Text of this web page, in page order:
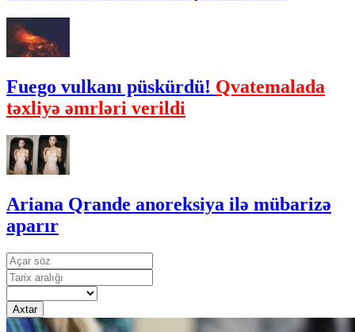
Fuego vulkanı püskürdü! Qvatemalada
təxliyə əmrləri verildi
Ariana Qrande anoreksiya ilə mübarizə
aparır
Axtar